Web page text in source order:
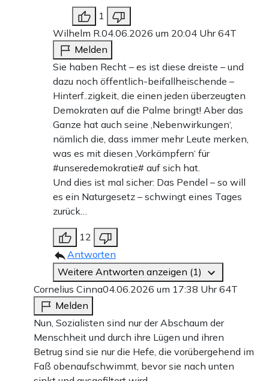
1
Wilhelm R.04.06.2026 um 20:04 Uhr64T
Melden
Sie haben Recht – es ist diese dreiste – und
dazu noch öffentlich-beifallheischende –
Hinterf..zigkeit, die einen jeden überzeugten
Demokraten auf die Palme bringt! Aber das
Ganze hat auch seine ‚Nebenwirkungen‘,
nämlich die, dass immer mehr Leute merken,
was es mit diesen ‚Vorkämpfern‘ für
#unseredemokratie# auf sich hat.
Und dies ist mal sicher: Das Pendel – so will
es ein Naturgesetz – schwingt eines Tages
zurück…
12
Antworten
Weitere Antworten anzeigen (1)
Cornelius Cinna04.06.2026 um 17:38 Uhr64T
Melden
Nun, Sozialisten sind nur der Abschaum der
Menschheit und durch ihre Lügen und ihren
Betrug sind sie nur die Hefe, die vorübergehend im
Faß obenaufschwimmt, bevor sie nach unten